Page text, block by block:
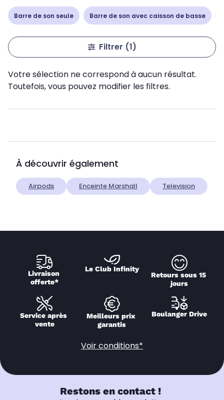
Barre de son seule Barre de son avec caisson de basse
Filtrer (1)
Votre sélection ne correspond à aucun résultat.
Toutefois, vous pouvez modifier les filtres.
À découvrir également
Airpods Enceinte Marshall Television
Livraison
offerte*
Le Club Infinity
Retours sous 15
jours
Service après
vente
Meilleurs prix
garantis
Boulanger Drive
Voir conditions*
Restons en contact !